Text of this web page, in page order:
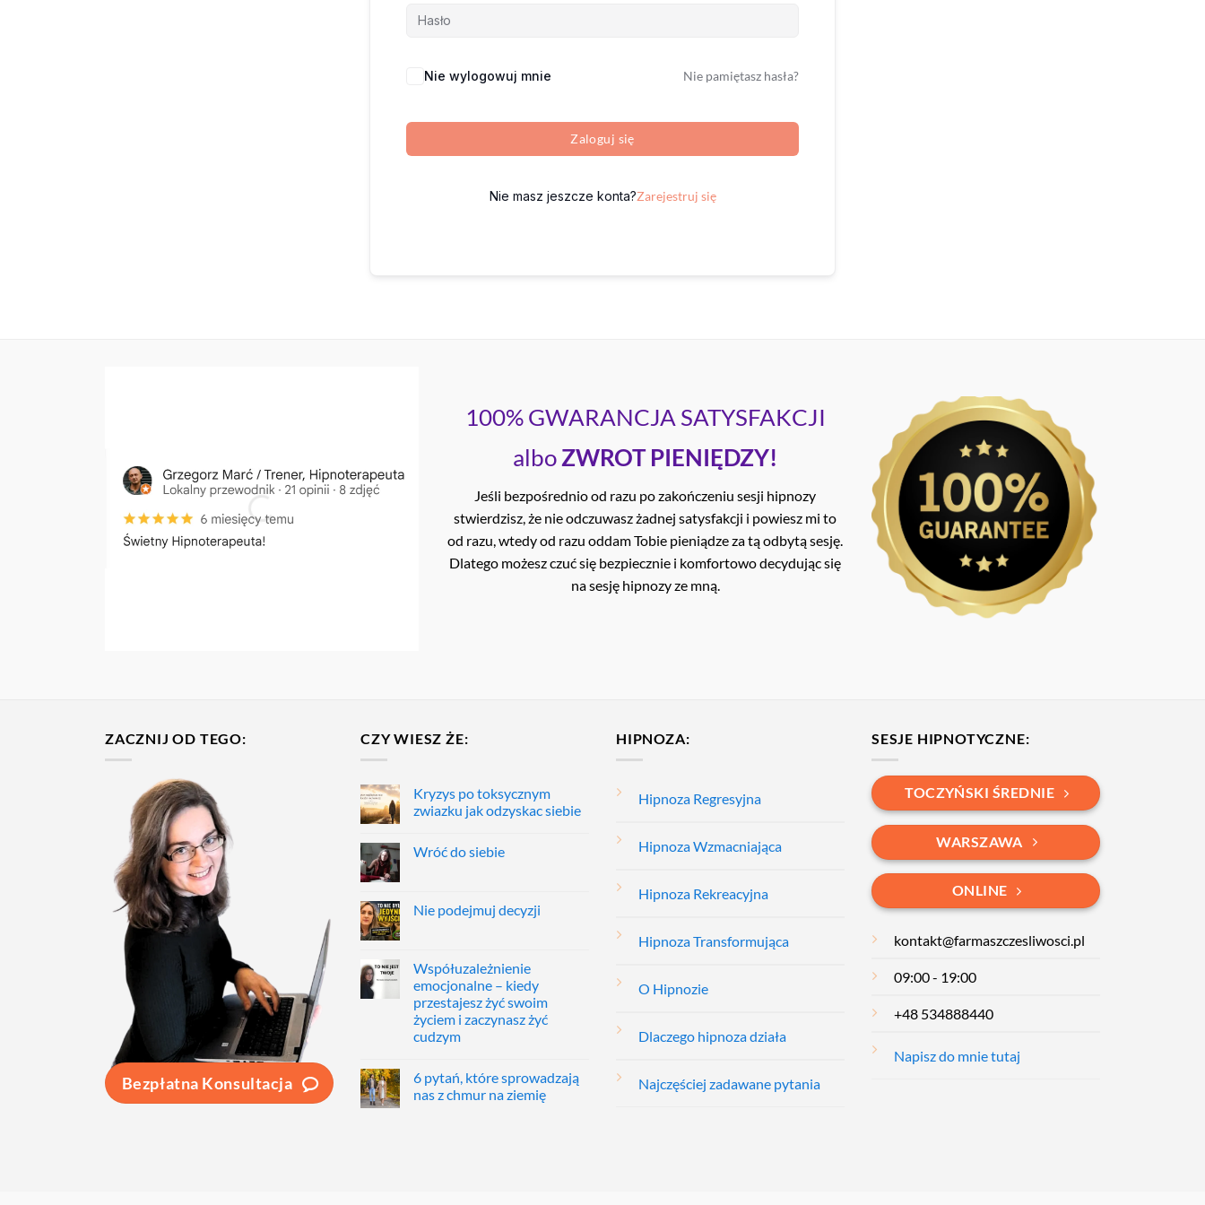
Nie wylogowuj mnie Nie pamiętasz hasła?
Zaloguj się
Nie masz jeszcze konta?Zarejestruj się
100% GWARANCJA SATYSFAKCJI
alboZWROT PIENIĘDZY!
Jeśli bezpośrednio od razu po zakończeniu sesji hipnozy
stwierdzisz, że nie odczuwasz żadnej satysfakcji i powiesz mi to
od razu, wtedy od razu oddam Tobie pieniądze za tą odbytą sesję.
Dlatego możesz czuć się bezpiecznie i komfortowo decydując się
na sesję hipnozy ze mną.
ZACZNIJ OD TEGO:
Bezpłatna Konsultacja
CZY WIESZ ŻE:
Kryzys po toksycznym
zwiazku jak odzyskac siebie
Wróć do siebie
Nie podejmuj decyzji
Współuzależnienie
emocjonalne – kiedy
przestajesz żyć swoim
życiem i zaczynasz żyć
cudzym
6 pytań, które sprowadzają
nas z chmur na ziemię
HIPNOZA:
Hipnoza Regresyjna
Hipnoza Wzmacniająca
Hipnoza Rekreacyjna
Hipnoza Transformująca
O Hipnozie
Dlaczego hipnoza działa
Najczęściej zadawane pytania
SESJE HIPNOTYCZNE:
TOCZYŃSKI ŚREDNIE
WARSZAWA
ONLINE
kontakt@farmaszczesliwosci.pl
09:00 - 19:00
+48 534888440
Napisz do mnie tutaj